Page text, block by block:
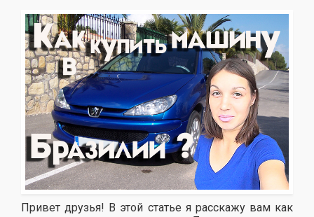
Привет друзья! В этой статье я расскажу вам как